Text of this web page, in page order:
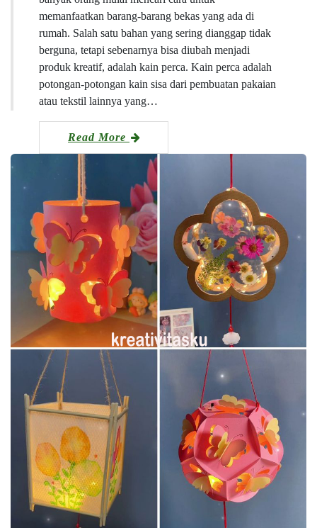
memanfaatkan barang-barang bekas yang ada di
rumah. Salah satu bahan yang sering dianggap tidak
berguna, tetapi sebenarnya bisa diubah menjadi
produk kreatif, adalah kain perca. Kain perca adalah
potongan-potongan kain sisa dari pembuatan pakaian
atau tekstil lainnya yang…
Read More